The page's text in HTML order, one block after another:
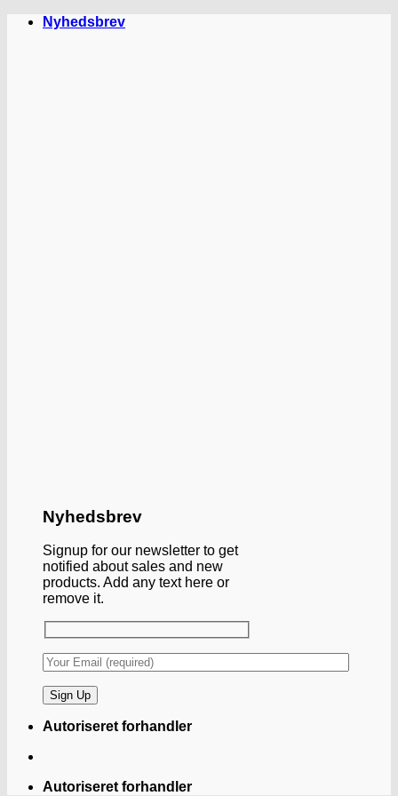
FortsætNyhedsbrev
Nyhedsbrev
Signup for our newsletter to get
notified about sales and new
products. Add any text here or
remove it.
Autoriseret forhandler
Autoriseret forhandler